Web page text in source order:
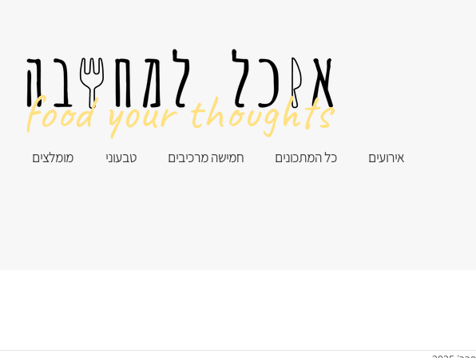
מומלצים טבעוני חמישה מרכיבים כל המתכונים אירועים
food your thoughts